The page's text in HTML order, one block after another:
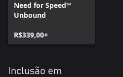
Need for Speed™
Unbound
R$339,00+
Inclusão em